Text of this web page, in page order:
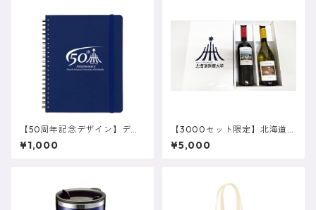
【50周年記念デザイン】デイ
リーユースノート
¥1,000
【3000セット限定】北海道医
療大学キャンパスラベルワイ
ン セット(700ml×2本)
¥5,000